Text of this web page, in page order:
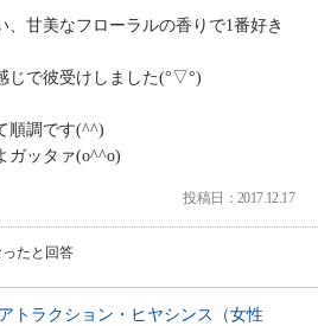
、甘美なフローラルの香りで1番好き
じで彼受けしました(°▽°)
順調です(^^)
ガッタァ(o^^o)
投稿日：2017.12.17
たと回答
トラクション・ヒヤシンス（女性